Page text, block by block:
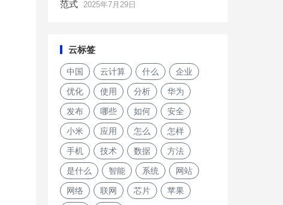
范式 2025年7月29日
云标签
中国 云计算 什么 企业
优化 使用 分析 华为
发布 哪些 如何 安全
小米 应用 怎么 怎样
手机 技术 数据 方法
是什么 智能 系统 网站
网络 联网 芯片 苹果